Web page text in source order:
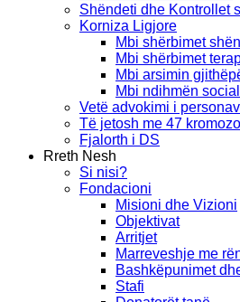
Shëndeti dhe Kontrollet
Korniza Ligjore
Mbi shërbimet
Mbi shërbimet
Mbi arsimin
Mbi ndihmën
Vetë advokimi i
Të jetosh me 47
Fjalorth i DS
Rreth Nesh
Si nisi?
Fondacioni
Misioni dhe Vizioni
Objektivat
Arritjet
Marreveshje me
Bashkëpunimet
Stafi